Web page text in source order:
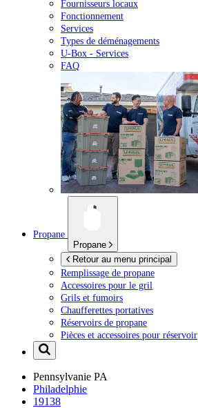
Fournisseurs locaux
Fonctionnement
Services
Types de déménagements
U-Box - Services
FAQ
Propane
Propane
Retour au menu principal
Remplissage de propane
Accessoires pour le gril
Grils et fumoirs
Chaufferettes portatives
Réservoirs de propane
Pièces et accessoires pour réservoir
Pennsylvanie PA
Philadelphie
19138